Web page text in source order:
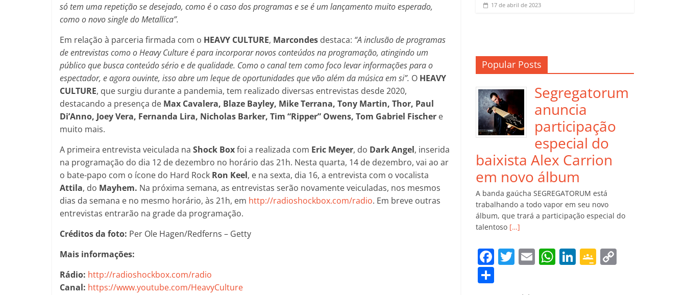
só tem uma repetição se desejado, como é o caso dos programas e se é um lançamento muito esperado,
como o novo single do Metallica”.
Em relação à parceria firmada com o HEAVY CULTURE, Marcondes destaca: “A inclusão de programas
de entrevistas como o Heavy Culture é para incorporar novos conteúdos na programação, atingindo um
público que busca conteúdo sério e de qualidade. Como o canal tem como foco levar informações para o
espectador, e agora ouvinte, isso abre um leque de oportunidades que vão além da música em si”. O HEAVY
CULTURE, que surgiu durante a pandemia, tem realizado diversas entrevistas desde 2020,
destacando a presença de Max Cavalera, Blaze Bayley, Mike Terrana, Tony Martin, Thor, Paul
Di’Anno, Joey Vera, Fernanda Lira, Nicholas Barker, Tim “Ripper” Owens, Tom Gabriel Fischer e
muito mais.
A primeira entrevista veiculada na Shock Boxfoi a realizada com Eric Meyer, do Dark Angel, inserida
na programação do dia 12 de dezembro no horário das 21h. Nesta quarta, 14 de dezembro, vai ao ar
o bate-papo com o ícone do Hard Rock Ron Keel, e na sexta, dia 16, a entrevista com o vocalista
Attila, do Mayhem. Na próxima semana, as entrevistas serão novamente veiculadas, nos mesmos
dias da semana e no mesmo horário, às 21h, em http://radioshockbox.com/radio. Em breve outras
entrevistas entrarão na grade da programação.
Créditos da foto: Per Ole Hagen/Redferns – Getty
Mais informações:
Rádio: http://radioshockbox.com/radio
Canal: https://www.youtube.com/HeavyCulture
17 de abril de 2023
Popular Posts
Segregatorum
anuncia
participação
especial do
baixista Alex Carrion
em novo álbum
A banda gaúcha SEGREGATORUM está
trabalhando a todo vapor em seu novo
álbum, que trará a participação especial do
talentoso […]
F T
itt
E W Li G